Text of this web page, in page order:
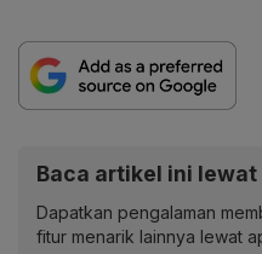
Baca artikel ini
Dapatkan pengalaman
fitur menarik lainnya lewat